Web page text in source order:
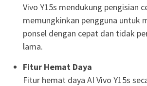
Vivo Y15s mendukung pengisian
memungkinkan pengguna untuk
ponsel dengan cepat dan tidak
lama.
Fitur Hemat Daya
Fitur hemat daya AI Vivo Y15s